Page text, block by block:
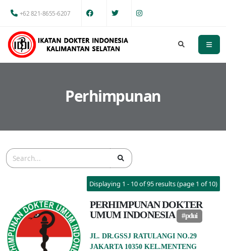
+62 821-8655-6207
Perhimpunan
Displaying 1 - 10 of 95 results (page 1 of 10)
PERHIMPUNAN DOKTER
UMUM INDONESIA
#pdui
JL. DR.GSSJ RATULANGI NO.29
JAKARTA 10350 KEL.MENTENG